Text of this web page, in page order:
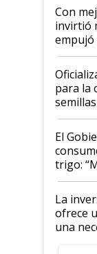
Con
invirtió
empujó
para la
granel
El
trigo:
La
ofrece
una